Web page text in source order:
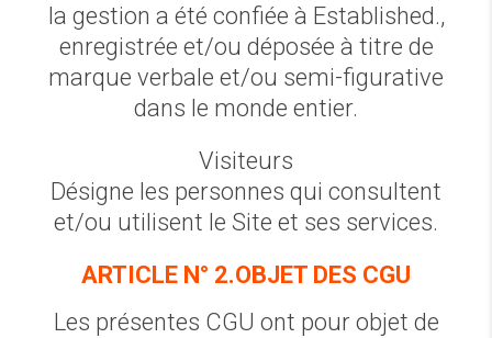
la gestion a été confiée à Established.,
enregistrée et/ou déposée à titre de
marque verbale et/ou semi-figurative
dans le monde entier.
Visiteurs
Désigne les personnes qui consultent
et/ou utilisent le Site et ses services.
ARTICLE N° 2.OBJET DES CGU
Les présentes CGU ont pour objet de